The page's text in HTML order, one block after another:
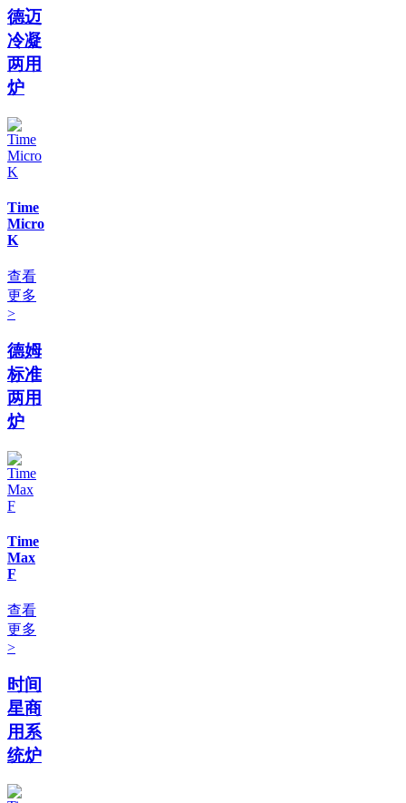
德迈
冷凝
两用
炉
Time
Micro
K
查看
更多
>
德姆
标准
两用
炉
Time
Max
F
查看
更多
>
时间
星商
用系
统炉